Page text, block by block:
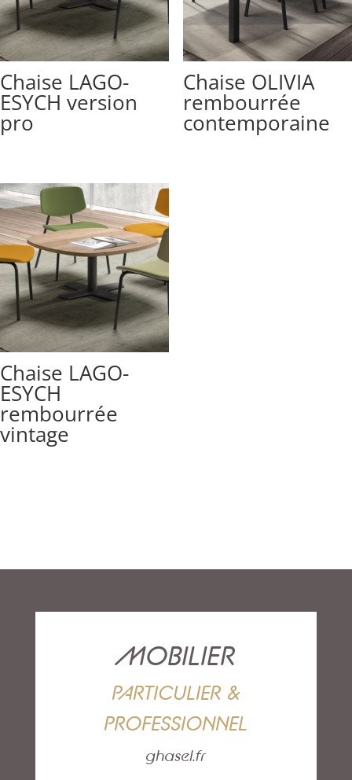
Chaise LAGO-
ESYCH version
pro
Chaise OLIVIA
rembourrée
contemporaine
Chaise LAGO-
ESYCH
rembourrée
vintage
MOBILIER
PARTICULIER &
PROFESSIONNEL
ghasel.fr